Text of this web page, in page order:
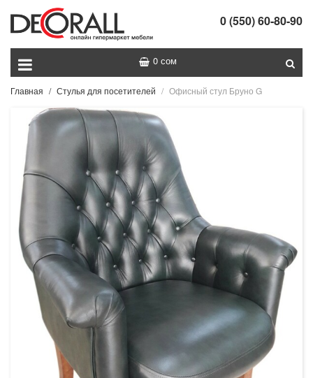
0 (550) 60-80-90
0 сом
Главная Стулья для посетителей Офисный стул Бруно G